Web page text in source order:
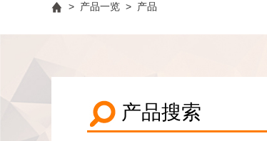
> 产品一览 > 产品
产品搜索